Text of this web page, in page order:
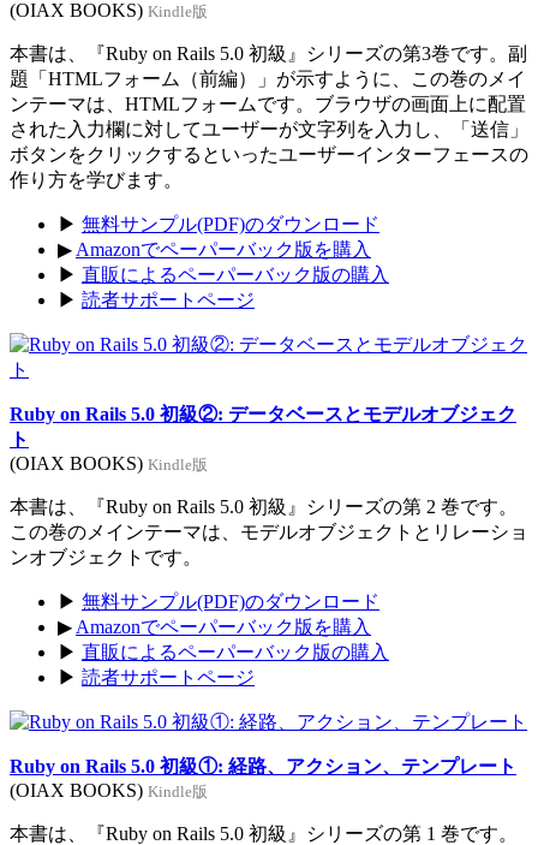
(OIAX BOOKS) Kindle版
本書は、『Ruby on Rails 5.0 初級』シリーズの第3巻です。副
題「HTMLフォーム（前編）」が示すように、この巻のメイ
ンテーマは、HTMLフォームです。ブラウザの画面上に配置
された入力欄に対してユーザーが文字列を入力し、「送信」
ボタンをクリックするといったユーザーインターフェースの
作り方を学びます。
▶ 無料サンプル(PDF)のダウンロード
▶ Amazonでペーパーバック版を購入
▶ 直販によるペーパーバック版の購入
▶ 読者サポートページ
Ruby on Rails 5.0 初級②: データベースとモデルオブジェク
ト
(OIAX BOOKS) Kindle版
本書は、『Ruby on Rails 5.0 初級』シリーズの第 2 巻です。
この巻のメインテーマは、モデルオブジェクトとリレーショ
ンオブジェクトです。
▶ 無料サンプル(PDF)のダウンロード
▶ Amazonでペーパーバック版を購入
▶ 直販によるペーパーバック版の購入
▶ 読者サポートページ
Ruby on Rails 5.0 初級①: 経路、アクション、テンプレート
(OIAX BOOKS) Kindle版
本書は、『Ruby on Rails 5.0 初級』シリーズの第 1 巻です。